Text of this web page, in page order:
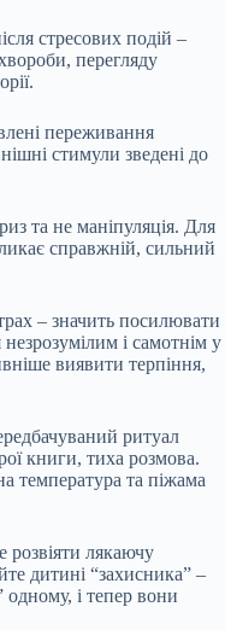
стресових подій –
перегляду
переживання
стимули зведені до
та не маніпуляція. Для
справжній, сильний
– значить посилювати
і самотнім у
виявити терпіння,
ритуал
книги, тиха розмова.
температура та піжама
лякаючу
дитині “захисника” –
і тепер вони